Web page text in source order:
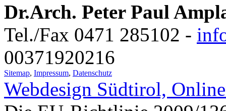
Dr.Arch. Peter Paul
Tel./Fax 0471 285102 -
00371920216
Sitemap, Impressum, Datenschutz
Webdesign Südtirol,